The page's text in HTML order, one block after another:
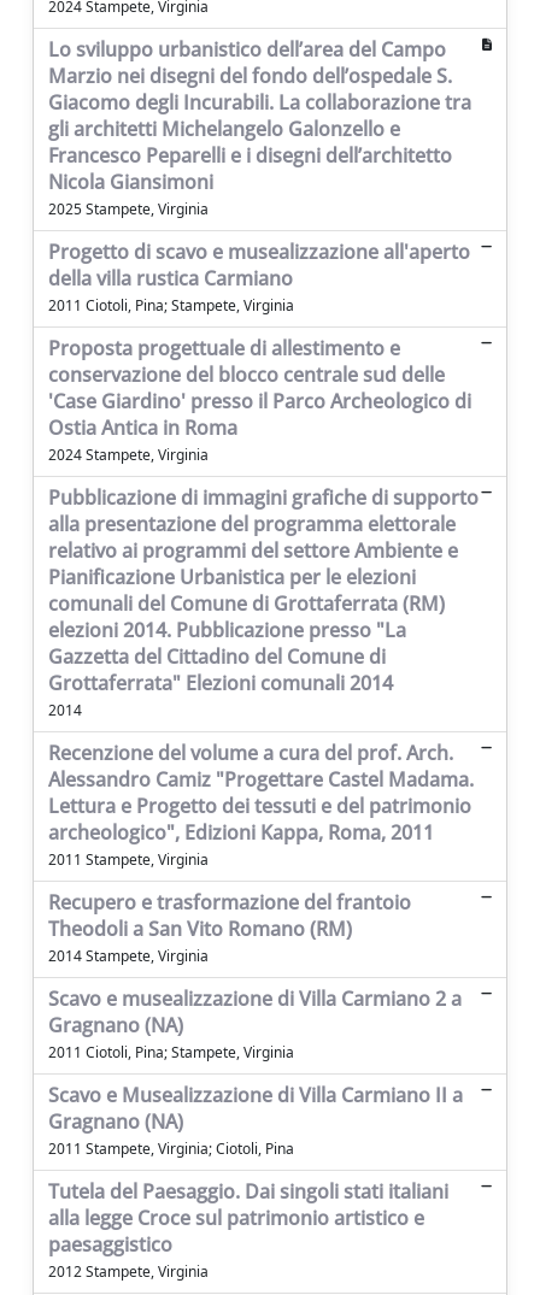
2024 Stampete, Virginia
Lo sviluppo urbanistico dell’area del Campo
Marzio nei disegni del fondo dell’ospedale S.
Giacomo degli Incurabili. La collaborazione tra
gli architetti Michelangelo Galonzello e
Francesco Peparelli e i disegni dell’architetto
Nicola Giansimoni
2025 Stampete, Virginia
Progetto di scavo e musealizzazione all'aperto
della villa rustica Carmiano
2011 Ciotoli, Pina; Stampete, Virginia
Proposta progettuale di allestimento e
conservazione del blocco centrale sud delle
'Case Giardino' presso il Parco Archeologico di
Ostia Antica in Roma
2024 Stampete, Virginia
Pubblicazione di immagini grafiche di supporto
alla presentazione del programma elettorale
relativo ai programmi del settore Ambiente e
Pianificazione Urbanistica per le elezioni
comunali del Comune di Grottaferrata (RM)
elezioni 2014. Pubblicazione presso "La
Gazzetta del Cittadino del Comune di
Grottaferrata" Elezioni comunali 2014
2014
Recenzione del volume a cura del prof. Arch.
Alessandro Camiz "Progettare Castel Madama.
Lettura e Progetto dei tessuti e del patrimonio
archeologico", Edizioni Kappa, Roma, 2011
2011 Stampete, Virginia
Recupero e trasformazione del frantoio
Theodoli a San Vito Romano (RM)
2014 Stampete, Virginia
Scavo e musealizzazione di Villa Carmiano 2 a
Gragnano (NA)
2011 Ciotoli, Pina; Stampete, Virginia
Scavo e Musealizzazione di Villa Carmiano II a
Gragnano (NA)
2011 Stampete, Virginia; Ciotoli, Pina
Tutela del Paesaggio. Dai singoli stati italiani
alla legge Croce sul patrimonio artistico e
paesaggistico
2012 Stampete, Virginia